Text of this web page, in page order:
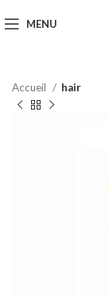
MENU
Accueil hair